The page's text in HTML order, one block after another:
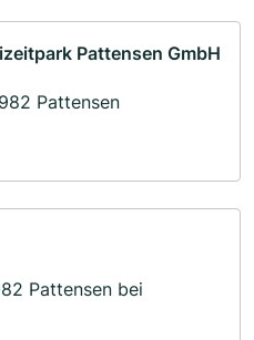
Pattensen GmbH
Pattensen
Pattensen bei